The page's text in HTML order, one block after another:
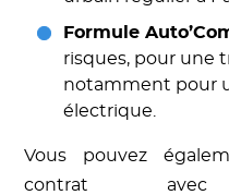
Formule
risques, pour une
notamment pour
électrique.
Vous pouvez
contrat